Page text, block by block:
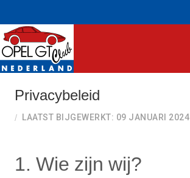
Privacybeleid
LAATST BIJGEWERKT: 09 JANUARI 2024
1. Wie zijn wij?